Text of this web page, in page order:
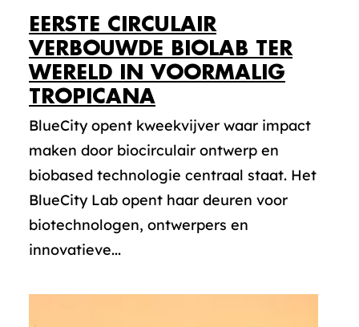
EERSTE CIRCULAIR
VERBOUWDE BIOLAB TER
WERELD IN VOORMALIG
TROPICANA
BlueCity opent kweekvijver waar impact
maken door biocirculair ontwerp en
biobased technologie centraal staat. Het
BlueCity Lab opent haar deuren voor
biotechnologen, ontwerpers en
innovatieve...